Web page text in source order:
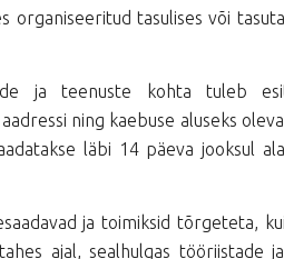
tasulises või
ja teenuste kohta tuleb
ning kaebuse aluseks
läbi 14 päeva jooksul
ja toimiksid tõrgeteta,
ajal, sealhulgas tööriistade